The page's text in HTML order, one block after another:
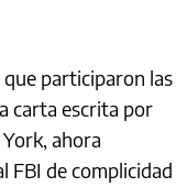
que participaron las
carta escrita por
ahora
FBI de complicidad